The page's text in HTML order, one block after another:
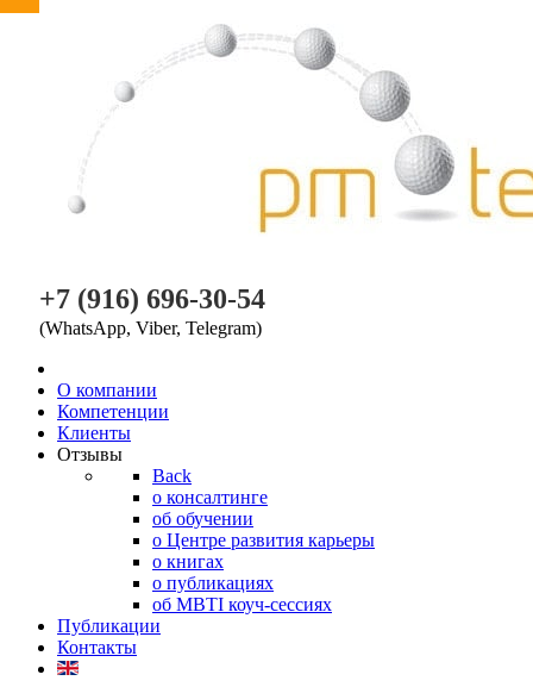
+7 (916) 696-30-54
(WhatsApp, Viber, Telegram)
O компании
Компетенции
Клиенты
Отзывы
Back
о консалтинге
об обучении
о Центре развития карьеры
о книгах
о публикациях
об MBTI коуч-сессиях
Публикации
Контакты